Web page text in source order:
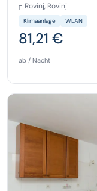
Rovinj, Rovinj
Klimaanlage WLAN
81,21 €
ab / Nacht